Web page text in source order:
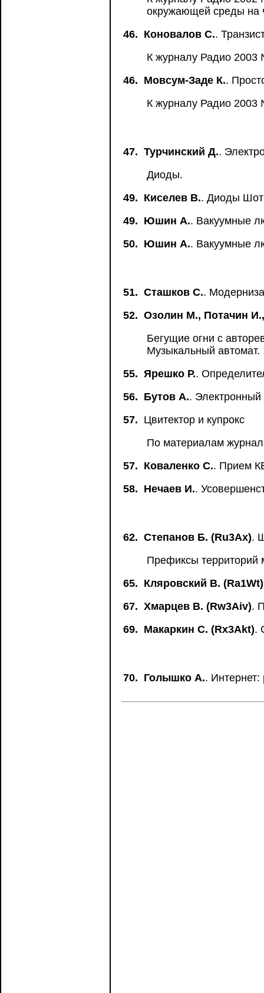
окружающей среды на
46. Коновалов С..
К журналу Радио
46. Мовсум-Заде К..
К журналу Радио 2003
47. Турчинский Д..
Диоды.
49. Киселев В.. Диоды
49. Юшин А.. Вакуумные
50. Юшин А.. Вакуумные
51. Сташков С..
52. Озолин М., Потачин
Бегущие огни с
Музыкальный автомат.
55. Ярешко Р..
56. Бутов А.. Электронный
57. Цвитектор и купрокс
По материалам
57. Коваленко С.. Прием
58. Нечаев И..
62. Степанов Б. (Ru3Ax).
Префиксы территорий
65. Кляровский В. (Ra1Wt)
67. Хмарцев В. (Rw3Aiv).
69. Макаркин С. (Rx3Akt).
70. Голышко А..